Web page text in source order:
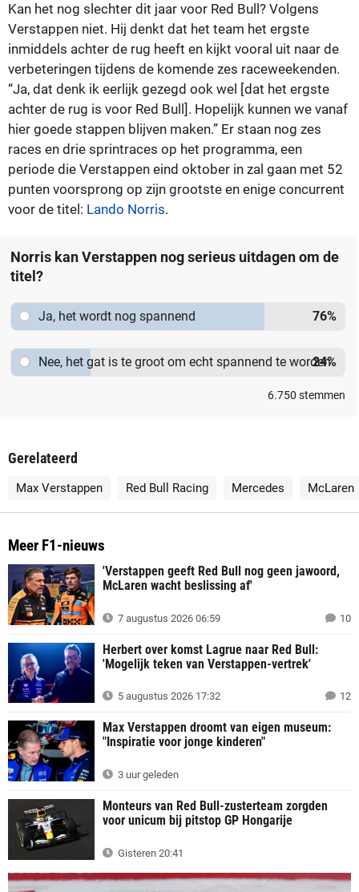
Kan het nog slechter dit jaar voor Red Bull? Volgens
Verstappen niet. Hij denkt dat het team het ergste
inmiddels achter de rug heeft en kijkt vooral uit naar de
verbeteringen tijdens de komende zes raceweekenden.
“Ja, dat denk ik eerlijk gezegd ook wel [dat het ergste
achter de rug is voor Red Bull]. Hopelijk kunnen we vanaf
hier goede stappen blijven maken.” Er staan nog zes
races en drie sprintraces op het programma, een
periode die Verstappen eind oktober in zal gaan met 52
punten voorsprong op zijn grootste en enige concurrent
voor de titel: Lando Norris.
Norris kan Verstappen nog serieus uitdagen om de
titel?
Ja, het wordt nog spannend 76%
Nee, het gat is te groot om echt spannend te worden
24%
6.750 stemmen
Gerelateerd
Max Verstappen Red Bull Racing Mercedes McLaren
Meer F1-nieuws
'Verstappen geeft Red Bull nog geen jawoord,
McLaren wacht beslissing af'
7 augustus 2026 06:59 10
Herbert over komst Lagrue naar Red Bull:
'Mogelijk teken van Verstappen-vertrek'
5 augustus 2026 17:32 12
Max Verstappen droomt van eigen museum:
"Inspiratie voor jonge kinderen"
3 uur geleden
Monteurs van Red Bull-zusterteam zorgden
voor unicum bij pitstop GP Hongarije
Gisteren 20:41